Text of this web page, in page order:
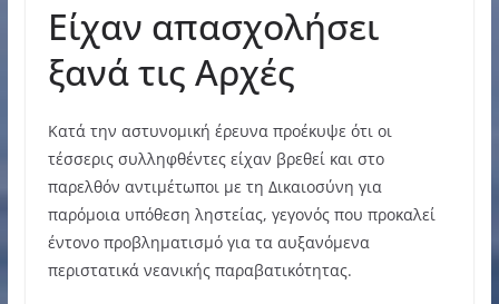
Είχαν απασχολήσει
ξανά τις Αρχές
Κατά την αστυνομική έρευνα προέκυψε ότι οι
τέσσερις συλληφθέντες είχαν βρεθεί και στο
παρελθόν αντιμέτωποι με τη Δικαιοσύνη για
παρόμοια υπόθεση ληστείας, γεγονός που προκαλεί
έντονο προβληματισμό για τα αυξανόμενα
περιστατικά νεανικής παραβατικότητας.